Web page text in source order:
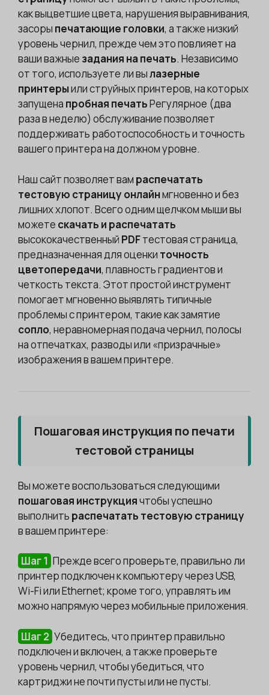
как выцветшие цвета, нарушения выравнивания,
засоры печатающие головки, а также низкий
уровень чернил, прежде чем это повлияет на
ваши важные задания на печать. Независимо
от того, используете ли вылазерные
принтерыили струйных принтеров, на которых
запущена пробная печатьРегулярное (два
раза в неделю) обслуживание позволяет
поддерживать работоспособность и точность
вашего принтера на должном уровне.
Наш сайт позволяет вам распечатать
тестовую страницу онлайнмгновенно и без
лишних хлопот. Всего одним щелчком мыши вы
можете скачать и распечатать
высококачественный PDFтестовая страница,
предназначенная для оценки точность
цветопередачи, плавность градиентов и
четкость текста. Этот простой инструмент
помогает мгновенно выявлять типичные
проблемы с принтером, такие как замятие
сопло, неравномерная подача чернил, полосы
на отпечатках, разводы или «призрачные»
изображения в вашем принтере.
Пошаговая инструкция по печати
тестовой страницы
Вы можете воспользоваться следующими
пошаговая инструкциячтобы успешно
выполнить распечатать тестовую страницу
в вашем принтере:
Шаг 1 Прежде всего проверьте, правильно ли
принтер подключен к компьютеру через USB,
Wi-Fi или Ethernet; кроме того, управлять им
можно напрямую через мобильные приложения.
Шаг 2 Убедитесь, что принтер правильно
подключен и включен, а также проверьте
уровень чернил, чтобы убедиться, что
картриджи не почти пусты или не пусты.